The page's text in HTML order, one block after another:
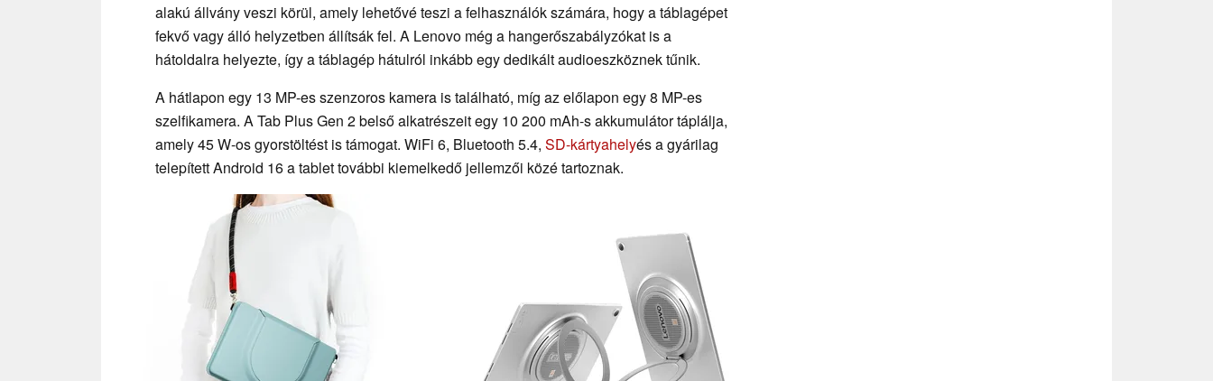
alakú állvány veszi körül, amely lehetővé teszi a felhasználók számára, hogy a táblagépet
fekvő vagy álló helyzetben állítsák fel. A Lenovo még a hangerőszabályzókat is a
hátoldalra helyezte, így a táblagép hátulról inkább egy dedikált audioeszköznek tűnik.
A hátlapon egy 13 MP-es szenzoros kamera is található, míg az előlapon egy 8 MP-es
szelfikamera. A Tab Plus Gen 2 belső alkatrészeit egy 10 200 mAh-s akkumulátor táplálja,
amely 45 W-os gyorstöltést is támogat. WiFi 6, Bluetooth 5.4, SD-kártyahelyés a gyárilag
telepített Android 16 a tablet további kiemelkedő jellemzői közé tartoznak.